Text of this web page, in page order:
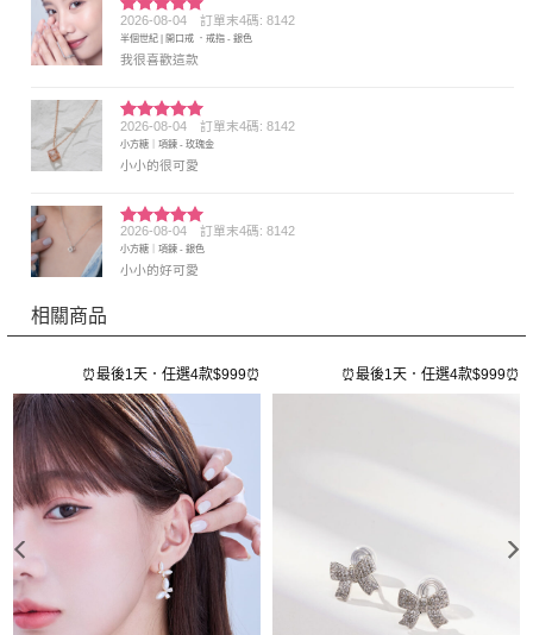
評分5 滿
分 5
2026-08-04 訂單末4碼: 8142
半個世紀 | 開口戒 ．戒指 - 銀色
我很喜歡這款
評分5 滿
分 5
2026-08-04 訂單末4碼: 8142
小方糖｜項鍊 - 玫瑰金
小小的很可愛
評分5 滿
分 5
2026-08-04 訂單末4碼: 8142
小方糖｜項鍊 - 銀色
小小的好可愛
相關商品
⏰最後1天．任選4款$999⏰ ⏰最後1天．任選4款$999⏰